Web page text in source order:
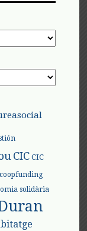
CIC CIC
coopfunding
solidària